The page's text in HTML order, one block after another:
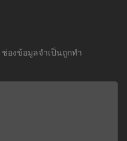
ช่องข้อมูลจำเป็นถูกทำ